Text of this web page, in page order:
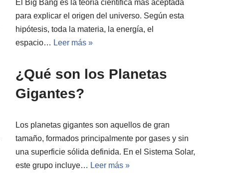
El Big Bang es la teoría científica más aceptada
para explicar el origen del universo. Según esta
hipótesis, toda la materia, la energía, el
espacio… Leer más »
¿Qué son los Planetas
Gigantes?
Los planetas gigantes son aquellos de gran
tamaño, formados principalmente por gases y sin
una superficie sólida definida. En el Sistema Solar,
este grupo incluye… Leer más »